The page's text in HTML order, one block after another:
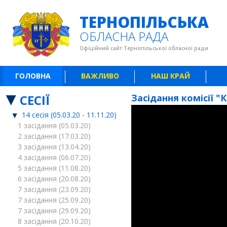
ТЕРНОПІЛЬСЬКА
ОБЛАСНА РАДА
Офіційний сайт Тернопільської обласної ради
ГОЛОВНА ВАЖЛИВО НАШ КРАЙ
СЕСІЇ
14 сесія (05.03.20 - 11.11.20)
1 засідання (05.03.20)
2 засідання (17.03.20)
3 засідання (13.04.20)
4 засідання (06.07.20)
5 засідання (11.08.20)
6 засідання (20.08.20)
7 засідання (23.09.20)
7 засідання (25.09.20)
7 засідання (29.09.20)
8 засідання (20.10.20)
Засідання комісії